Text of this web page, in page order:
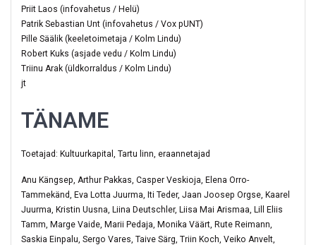
Priit Laos (infovahetus / Helü)
Patrik Sebastian Unt (infovahetus / Vox pUNT)
Pille Säälik (keeletoimetaja / Kolm Lindu)
Robert Kuks (asjade vedu / Kolm Lindu)
Triinu Arak (üldkorraldus / Kolm Lindu)
jt
TÄNAME
Toetajad: Kultuurkapital, Tartu linn, eraannetajad
Anu Kängsep, Arthur Pakkas, Casper Veskioja, Elena Orro-
Tammekänd, Eva Lotta Juurma, Iti Teder, Jaan Joosep Orgse, Kaarel
Juurma, Kristin Uusna, Liina Deutschler, Liisa Mai Arismaa, Lill Eliis
Tamm, Marge Vaide, Marii Pedaja, Monika Väärt, Rute Reimann,
Saskia Einpalu, Sergo Vares, Taive Särg, Triin Koch, Veiko Anvelt,